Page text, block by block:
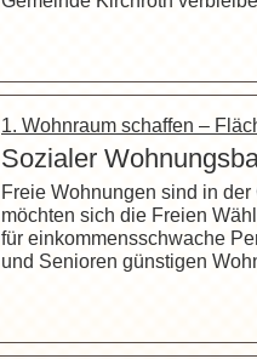
1. Wohnraum schaffen –
Sozialer
Freie Wohnungen sind in
möchten sich die Freien
für einkommensschwache
und Senioren günstigen